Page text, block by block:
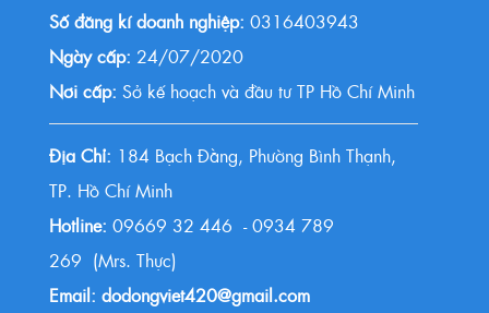
Số đăng kí doanh nghiệp: 0316403943
Ngày cấp: 24/07/2020
Nơi cấp: Sở kế hoạch và đầu tư TP Hồ Chí Minh
Địa Chỉ: 184 Bạch Đằng, Phường Bình Thạnh,
TP. Hồ Chí Minh
Hotline: 09669 32 446 - 0934 789
269 (Mrs. Thực)
Email: dodongviet420@gmail.com